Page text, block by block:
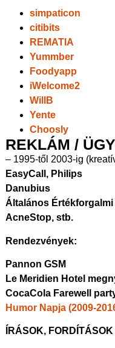
simpaticon
citibits
REMATIA
Yummber
Foodyapp
iWelcome2
WillB
Yente
Choosly
REKLÁM /
– 1995-től 2003-ig
EasyCall, Philips
Danubius
Általános
AcneStop, stb.
Rendezvények:
Pannon GSM
Le Meridien Hotel
CocaCola Farewell
Humor Napja (2009-
ÍRÁSOK, FORDÍTÁSOK